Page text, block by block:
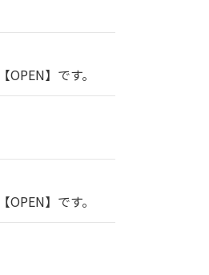
】です。
】です。